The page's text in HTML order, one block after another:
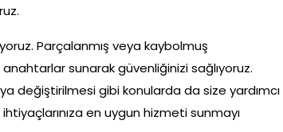
Parçalanmış veya kaybolmuş
sunarak güvenliğinizi sağlıyoruz.
değiştirilmesi gibi konularda da size yardımcı
en uygun hizmeti sunmayı